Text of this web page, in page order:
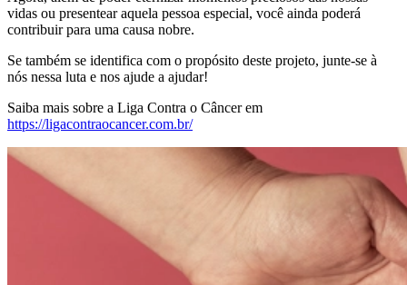
vidas ou presentear aquela pessoa especial, você ainda poderá
contribuir para uma causa nobre.
Se também se identifica com o propósito deste projeto, junte-se à
nós nessa luta e nos ajude a ajudar!
Saiba mais sobre a Liga Contra o Câncer em
https://ligacontraocancer.com.br/